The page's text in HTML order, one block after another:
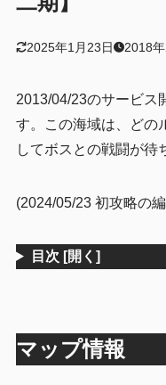
2025年1月23日 2018
2013/04/23のサービス
す。この海域は、どの
してボスとの戦闘が待
(2024/05/23 初攻略の
目次 [開く]
マップ情報
3 初攻略にあたって
3.1 上位の艦載機を
4.1 定期任務
5 ドロップ
6 まとめ